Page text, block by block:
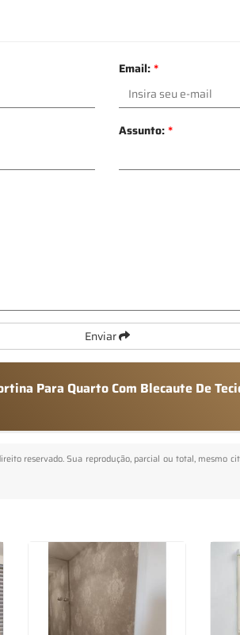
Email:*
Assunto:*
Enviar
Para Quarto Com Blecaute De
reservado. Sua reprodução, parcial ou total, mesmo